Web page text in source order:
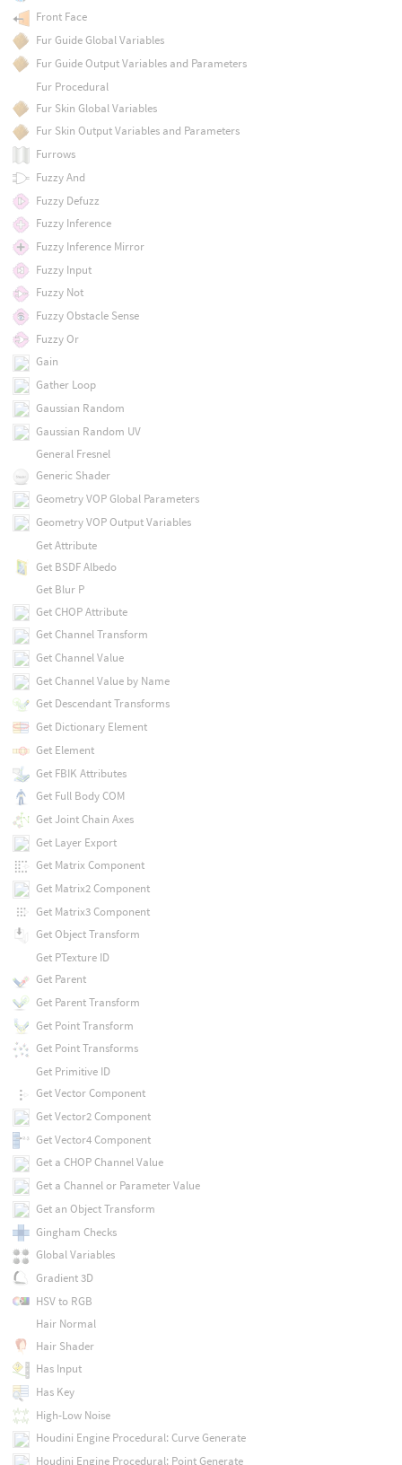
Front Face
Fur Guide Global Variables
Fur Guide Output Variables and Parameters
Fur Procedural
Fur Skin Global Variables
Fur Skin Output Variables and Parameters
Furrows
Fuzzy And
Fuzzy Defuzz
Fuzzy Inference
Fuzzy Inference Mirror
Fuzzy Input
Fuzzy Not
Fuzzy Obstacle Sense
Fuzzy Or
Gain
Gather Loop
Gaussian Random
Gaussian Random UV
General Fresnel
Generic Shader
Geometry VOP Global Parameters
Geometry VOP Output Variables
Get Attribute
Get BSDF Albedo
Get Blur P
Get CHOP Attribute
Get Channel Transform
Get Channel Value
Get Channel Value by Name
Get Descendant Transforms
Get Dictionary Element
Get Element
Get FBIK Attributes
Get Full Body COM
Get Joint Chain Axes
Get Layer Export
Get Matrix Component
Get Matrix2 Component
Get Matrix3 Component
Get Object Transform
Get PTexture ID
Get Parent
Get Parent Transform
Get Point Transform
Get Point Transforms
Get Primitive ID
Get Vector Component
Get Vector2 Component
Get Vector4 Component
Get a CHOP Channel Value
Get a Channel or Parameter Value
Get an Object Transform
Gingham Checks
Global Variables
Gradient 3D
HSV to RGB
Hair Normal
Hair Shader
Has Input
Has Key
High-Low Noise
Houdini Engine Procedural: Curve Generate
Houdini Engine Procedural: Point Generate